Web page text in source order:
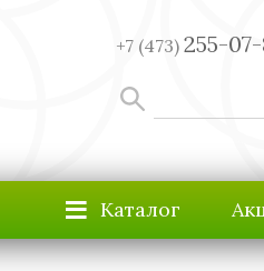
+7 (473) 255-
≡ Каталог